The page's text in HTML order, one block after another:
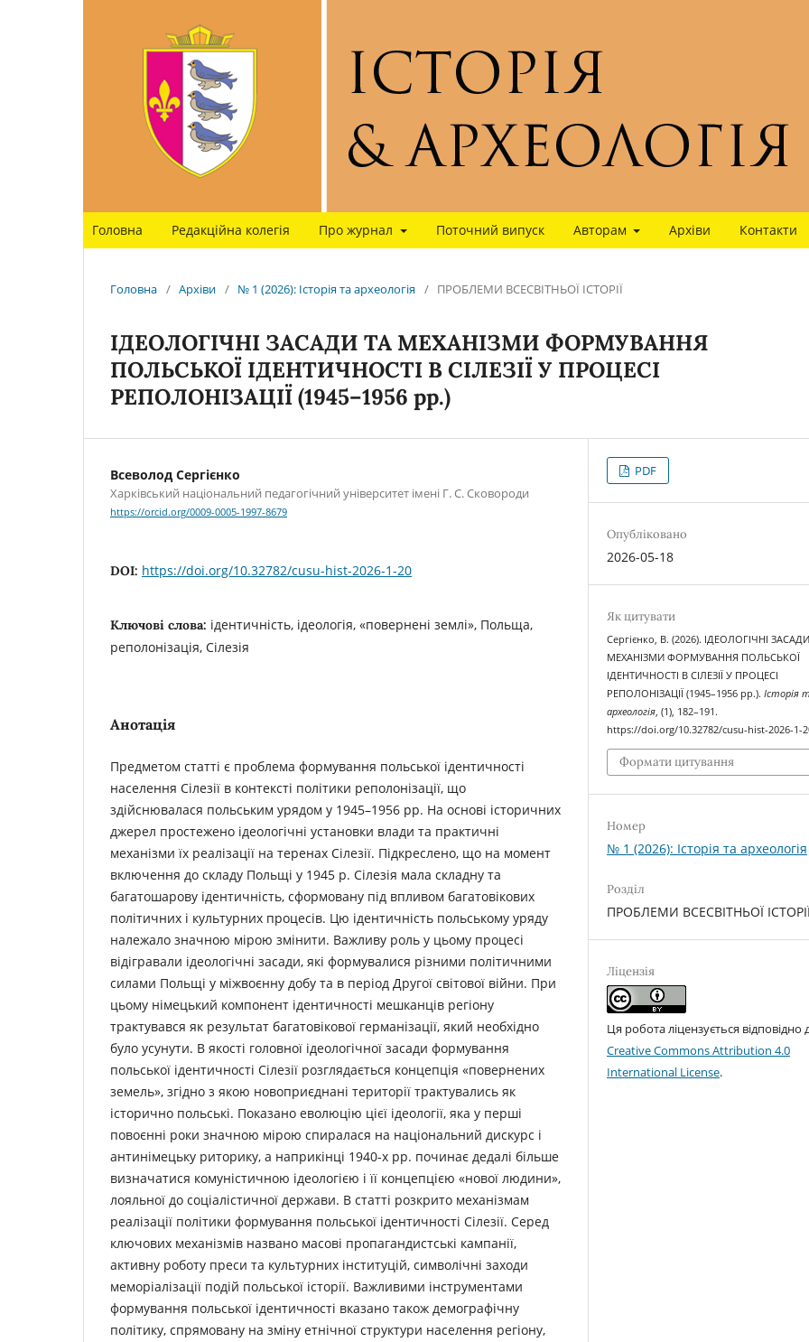
Головна Редакційна колегія Про журнал Поточний випуск Авторам Архіви Контакти
Головна / Архіви / № 1 (2026): Історія та археологія / ПРОБЛЕМИ ВСЕСВІТНЬОЇ ІСТОРІЇ
ІДЕОЛОГІЧНІ ЗАСАДИ ТА МЕХАНІЗМИ ФОРМУВАННЯ
ПОЛЬСЬКОЇ ІДЕНТИЧНОСТІ В СІЛЕЗІЇ У ПРОЦЕСІ
РЕПОЛОНІЗАЦІЇ (1945–1956 рр.)
Всеволод Сергієнко
Харківський національний педагогічний університет імені Г. С. Сковороди
https://orcid.org/0009-0005-1997-8679
DOI: https://doi.org/10.32782/cusu-hist-2026-1-20
Ключові слова: ідентичність, ідеологія, «повернені землі», Польща,
реполонізація, Сілезія
Анотація
Предметом статті є проблема формування польської ідентичності
населення Сілезії в контексті політики реполонізації, що
здійснювалася польським урядом у 1945–1956 рр. На основі історичних
джерел простежено ідеологічні установки влади та практичні
механізми їх реалізації на теренах Сілезії. Підкреслено, що на момент
включення до складу Польщі у 1945 р. Сілезія мала складну та
багатошарову ідентичність, сформовану під впливом багатовікових
політичних і культурних процесів. Цю ідентичність польському уряду
належало значною мірою змінити. Важливу роль у цьому процесі
відігравали ідеологічні засади, які формувалися різними політичними
силами Польщі у міжвоєнну добу та в період Другої світової війни. При
цьому німецький компонент ідентичності мешканців регіону
трактувався як результат багатовікової германізації, який необхідно
було усунути. В якості головної ідеологічної засади формування
польської ідентичності Сілезії розглядається концепція «повернених
земель», згідно з якою новоприєднані території трактувались як
історично польські. Показано еволюцію цієї ідеології, яка у перші
повоєнні роки значною мірою спиралася на національний дискурс і
антинімецьку риторику, а наприкінці 1940-х рр. починає дедалі більше
визначатися комуністичною ідеологією і її концепцією «нової людини»,
лояльної до соціалістичної держави. В статті розкрито механізмам
реалізації політики формування польської ідентичності Сілезії. Серед
ключових механізмів названо масові пропагандистські кампанії,
активну роботу преси та культурних інституцій, символічні заходи
меморіалізації подій польської історії. Важливими інструментами
формування польської ідентичності вказано також демографічну
політику, спрямовану на зміну етнічної структури населення регіону,
PDF
Опубліковано
2026-05-18
Як цитувати
Сергієнко, В. (2026). ІДЕОЛОГІЧНІ
МЕХАНІЗМИ ФОРМУВАННЯ ПОЛЬСЬКОЇ
ІДЕНТИЧНОСТІ В СІЛЕЗІЇ У ПРОЦЕСІ
РЕПОЛОНІЗАЦІЇ (1945–1956 рр.).Історія
археологія, (1), 182–191.
https://doi.org/10.32782/cusu-hist-2026-1-
Формати цитування
Номер
№ 1 (2026): Історія та археологія
Розділ
ПРОБЛЕМИ ВСЕСВІТНЬОЇ
Ліцензія
Ця робота ліцензується відповідно
Creative Commons Attribution 4.0
International License.